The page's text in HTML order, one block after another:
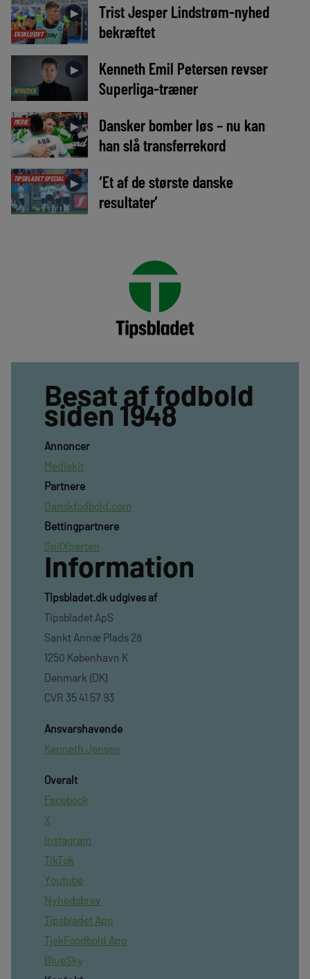
EKSKLUSIVT
►
Trist Jesper Lindstrøm-nyhed
bekræftet
NYHEDER
►
Kenneth Emil Petersen revser
Superliga-træner
MEDIE ►
Dansker bomber løs – nu kan
han slå transferrekord
TIPSBLADET SPECIAL ►
‘Et af de største danske
resultater’
Besat af fodbold
siden 1948
Annoncer
Mediekit
Partnere
Danskfodbold.com
Bettingpartnere
SpilXperten
Information
TIpsbladet.dk udgives af
Tipsbladet ApS
Sankt Annæ Plads 28
1250 København K
Denmark (DK)
CVR 35 41 57 93
Ansvarshavende
Kenneth Jensen
Overalt
Facebook
X
Instagram
TikTok
Youtube
Nyhedsbrev
Tipsbladet App
TjekFoodbold App
BlueSky